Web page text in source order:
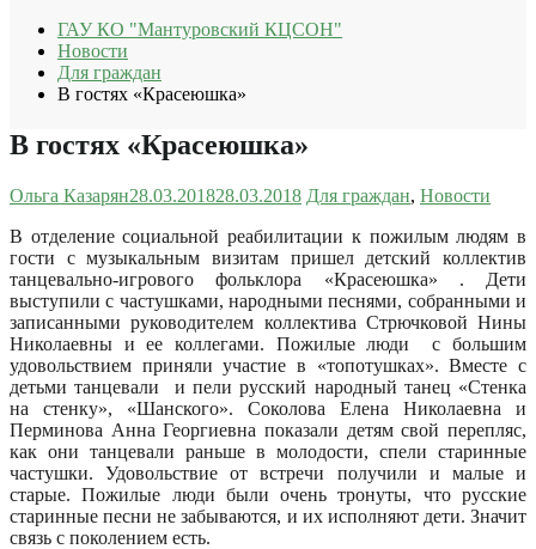
ГАУ КО "Мантуровский КЦСОН"
Новости
Для граждан
В гостях «Красеюшка»
В гостях «Красеюшка»
Ольга Казарян28.03.201828.03.2018 Для граждан, Новости
В отделение социальной реабилитации к пожилым людям в
гости с музыкальным визитам пришел детский коллектив
танцевально-игрового фольклора «Красеюшка» . Дети
выступили с частушками, народными песнями, собранными и
записанными руководителем коллектива Стрючковой Нины
Николаевны и ее коллегами. Пожилые люди с большим
удовольствием приняли участие в «топотушках». Вместе с
детьми танцевали и пели русский народный танец «Стенка
на стенку», «Шанского». Соколова Елена Николаевна и
Перминова Анна Георгиевна показали детям свой перепляс,
как они танцевали раньше в молодости, спели старинные
частушки. Удовольствие от встречи получили и малые и
старые. Пожилые люди были очень тронуты, что русские
старинные песни не забываются, и их исполняют дети. Значит
связь с поколением есть.